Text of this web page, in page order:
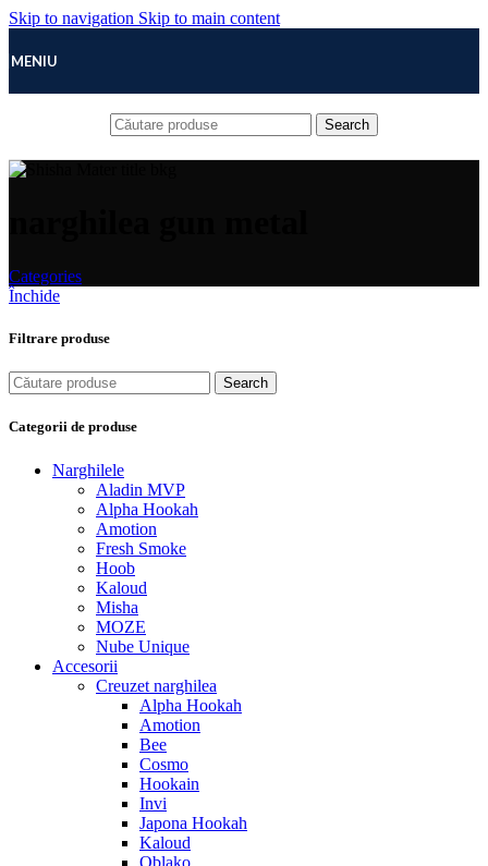
Skip to navigation Skip to main content
MENIU
Search
Categories
Închide
Filtrare produse
Search
Categorii de produse
Narghilele
Aladin MVP
Alpha Hookah
Amotion
Fresh Smoke
Hoob
Kaloud
Misha
MOZE
Nube Unique
Accesorii
Creuzet narghilea
Alpha Hookah
Amotion
Bee
Cosmo
Hookain
Invi
Japona Hookah
Kaloud
Oblako